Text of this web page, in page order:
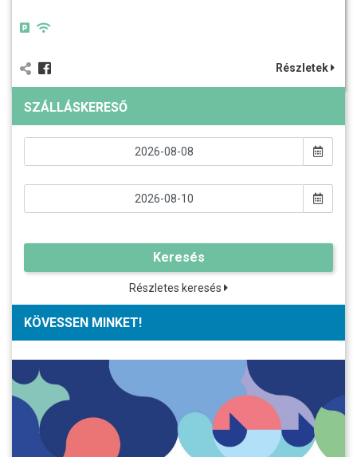
Részletek
SZÁLLÁSKERESŐ
Keresés
Részletes keresés
KÖVESSEN MINKET!